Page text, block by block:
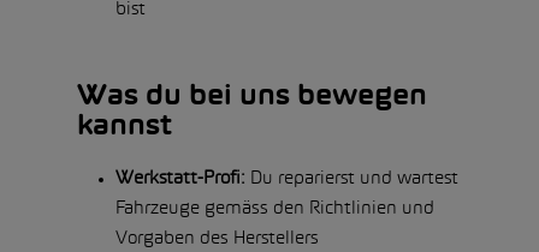
bist
Was du bei uns bewegen
kannst
Werkstatt-Profi: Du reparierst und wartest
Fahrzeuge gemäss den Richtlinien und
Vorgaben des Herstellers